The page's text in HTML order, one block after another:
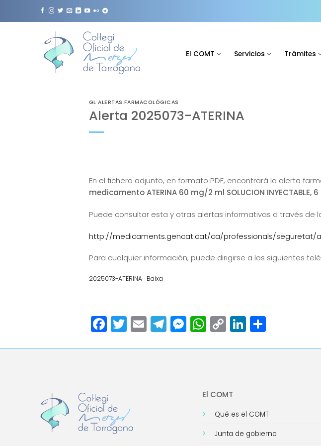
El COMT Servicios Trámites
GL ALERTAS FARMACOLÓGICAS
Alerta 2025073-ATERINA
En el fichero adjunto, en formato PDF, encontrará la alerta
medicamento ATERINA 60 mg/2 ml SOLUCION
Puede consultar esta y otras alertas informativas a través de
http://medicaments.gencat.cat/ca/professionals/seguretat/
Para cualquier información, puede dirigirse a los siguientes
2025073-ATERINA Baixa
Facebook
Twitter
EmailTelegram
Messenger
WhatsApp
Copy
Link
LinkedIn
El COMT
Qué es el COMT
Junta de gobierno